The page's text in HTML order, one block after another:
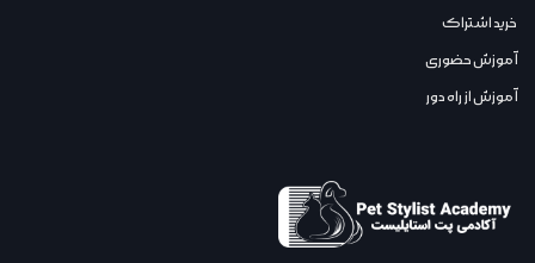
خرید اشتراک
آموزش حضوری
آموزش از راه دور